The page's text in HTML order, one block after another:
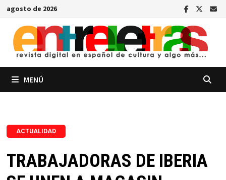
Saltar
contenido
agosto de 2026
MENÚ
ACTUALIDAD
TRABAJADORAS DE IBERIA